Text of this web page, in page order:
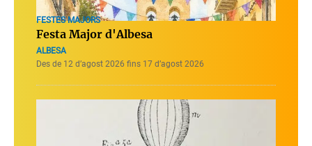
FESTES MAJORS
Festa Major d'Albesa
ALBESA
Des de 12 d’agost 2026 fins 17 d’agost 2026